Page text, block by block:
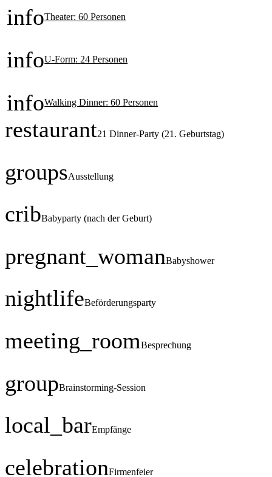
infoTheater: 60 Personen
infoU-Form: 24 Personen
infoWalking Dinner: 60 Personen
restaurant21 Dinner-Party (21. Geburtstag)
groupsAusstellung
cribBabyparty (nach der Geburt)
pregnant_womanBabyshower
nightlifeBeförderungsparty
meeting_roomBesprechung
groupBrainstorming-Session
local_barEmpfänge
celebrationFirmenfeier